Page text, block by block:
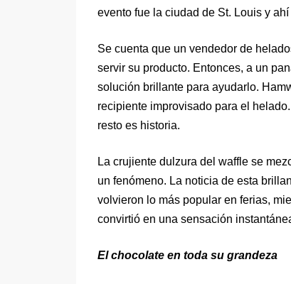
evento fue la ciudad de St. Louis y
Se cuenta que un vendedor de
servir su producto. Entonces, a un
solución brillante para ayudarlo.
recipiente improvisado para el
resto es historia.
La crujiente dulzura del waffle se
un fenómeno. La noticia de esta
volvieron lo más popular en ferias,
convirtió en una sensación
El chocolate en toda su grandeza